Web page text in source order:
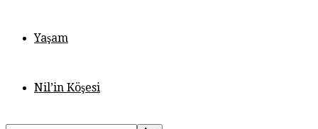
Yaşam
Nil’in Köşesi